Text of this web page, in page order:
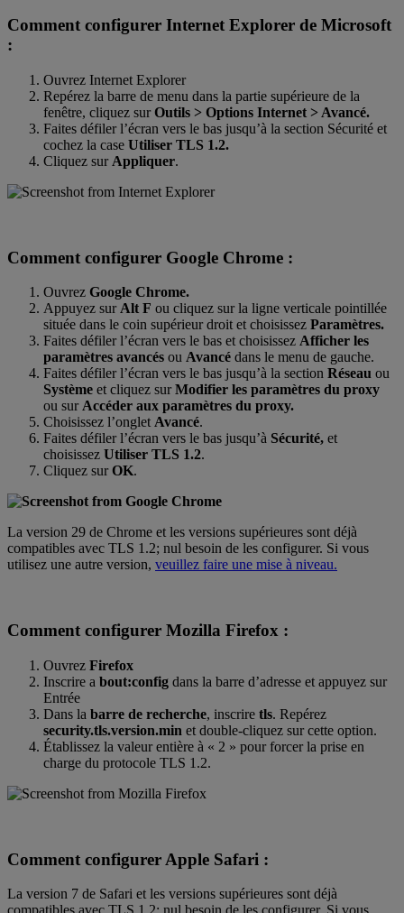
Comment configurer Internet Explorer de Microsoft
:
Ouvrez Internet Explorer
Repérez la barre de menu dans la partie supérieure de la
fenêtre, cliquez surOutils > Options Internet > Avancé.
Faites défiler l’écran vers le bas jusqu’à la section Sécurité et
cochez la case Utiliser TLS 1.2.
Cliquez sur Appliquer.
Comment configurer Google Chrome :
Ouvrez Google Chrome.
Appuyez surAlt F ou cliquez sur la ligne verticale pointillée
située dans le coin supérieur droit et choisissez Paramètres.
Faites défiler l’écran vers le bas et choisissez Afficher les
paramètres avancés ou Avancé dans le menu de gauche.
Faites défiler l’écran vers le bas jusqu’à la section Réseau ou
Système et cliquez surModifier les paramètres du proxy
ou surAccéder aux paramètres du proxy.
Choisissez l’ongletAvancé.
Faites défiler l’écran vers le bas jusqu’à Sécurité, et
choisissez Utiliser TLS 1.2.
Cliquez surOK.
La version 29 de Chrome et les versions supérieures sont déjà
compatibles avec TLS 1.2; nul besoin de les configurer. Si vous
utilisez une autre version, veuillez faire une mise à niveau.
Comment configurer Mozilla Firefox :
Ouvrez Firefox
Inscrire a bout:config dans la barre d’adresse et appuyez sur
Entrée
Dans la barre de recherche, inscrire tls. Repérez
security.tls.version.min et double-cliquez sur cette option.
Établissez la valeur entière à « 2 » pour forcer la prise en
charge du protocole TLS 1.2.
Comment configurer Apple Safari :
La version 7 de Safari et les versions supérieures sont déjà